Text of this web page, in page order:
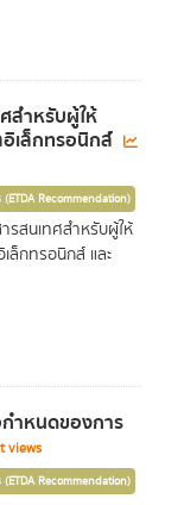
สำหรับผู้ให้
เล็กทรอนิกส์
Recommendation)
สนเทศสำหรับผู้ให้
ล็กทรอนิกส์ และ
ำหนดของการ
views
Recommendation)